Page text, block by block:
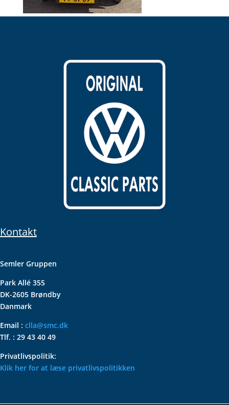
Kontakt
Semler Gruppen
Park Allé 355
DK-2605 Brøndby
Danmark
Email : clla@smc.dk
Tlf. : 29 43 40 49
Privatlivspolitik:
Klik her for at læse privatlivspolitikken